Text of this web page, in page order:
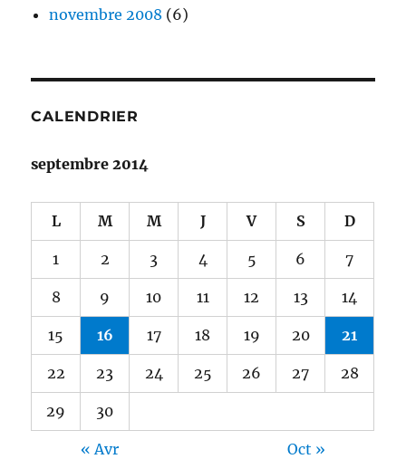
novembre 2008 (6)
CALENDRIER
septembre 2014
L M M J V S D
1 2 3 4 5 6 7
8 9 10 11 12 13 14
15 16 17 18 19 20 21
22 23 24 25 26 27 28
29 30
« Avr Oct »